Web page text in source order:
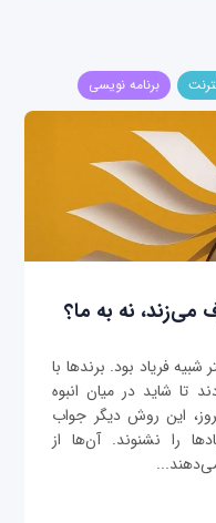
برنامه نویسی
می‌زند، نه به ما؟
فریاد بود. برندها با
تا شاید در میان انبوه
این روش دیگر جواب
را نشنوند. آن‌ها از